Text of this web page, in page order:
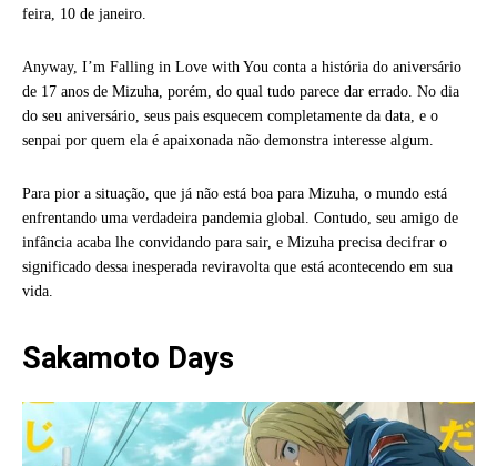
feira, 10 de janeiro.
Anyway, I’m Falling in Love with You conta a história do aniversário
de 17 anos de Mizuha, porém, do qual tudo parece dar errado. No dia
do seu aniversário, seus pais esquecem completamente da data, e o
senpai por quem ela é apaixonada não demonstra interesse algum.
Para pior a situação, que já não está boa para Mizuha, o mundo está
enfrentando uma verdadeira pandemia global. Contudo, seu amigo de
infância acaba lhe convidando para sair, e Mizuha precisa decifrar o
significado dessa inesperada reviravolta que está acontecendo em sua
vida.
Sakamoto Days